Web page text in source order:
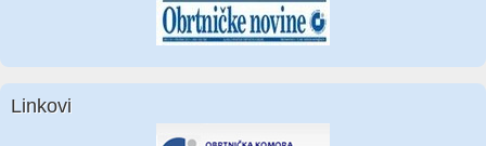
Linkovi